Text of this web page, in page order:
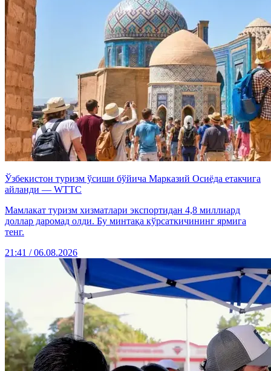
Ўзбекистон туризм ўсиши бўйича Марказий Осиёда етакчига
айланди — WTTC
Мамлакат туризм хизматлари экспортидан 4,8 миллиард
доллар даромад олди. Бу минтақа кўрсаткичининг ярмига
тенг.
21:41 / 06.08.2026